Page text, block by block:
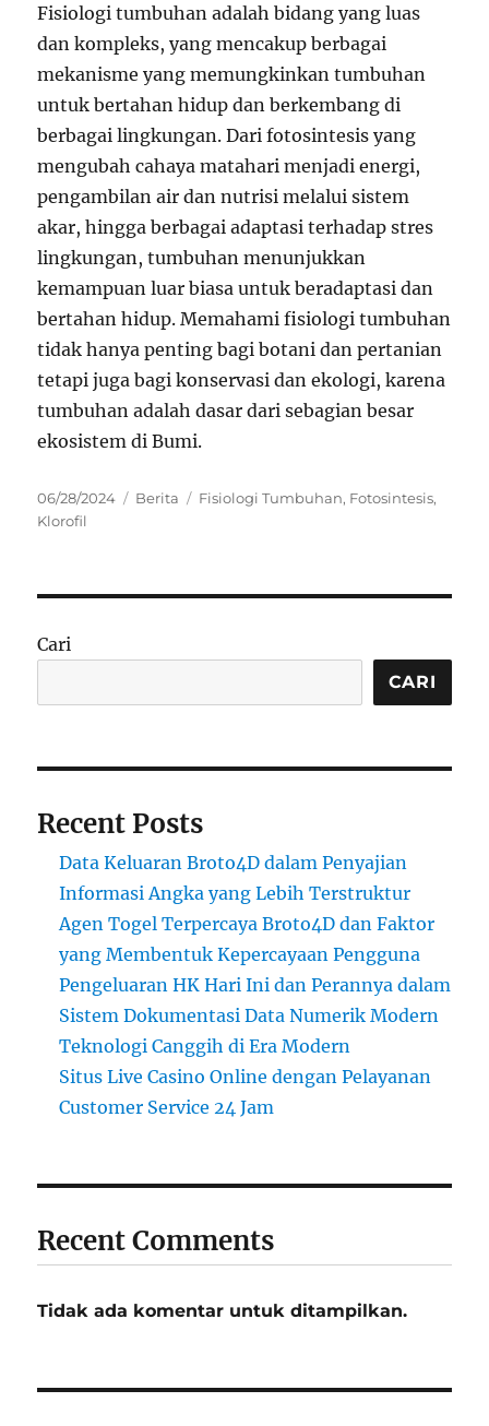
Fisiologi tumbuhan adalah bidang yang luas
dan kompleks, yang mencakup berbagai
mekanisme yang memungkinkan tumbuhan
untuk bertahan hidup dan berkembang di
berbagai lingkungan. Dari fotosintesis yang
mengubah cahaya matahari menjadi energi,
pengambilan air dan nutrisi melalui sistem
akar, hingga berbagai adaptasi terhadap stres
lingkungan, tumbuhan menunjukkan
kemampuan luar biasa untuk beradaptasi dan
bertahan hidup. Memahami fisiologi tumbuhan
tidak hanya penting bagi botani dan pertanian
tetapi juga bagi konservasi dan ekologi, karena
tumbuhan adalah dasar dari sebagian besar
ekosistem di Bumi.
Posted
on
06/28/2024 Categories
Berita Tags
Fisiologi Tumbuhan, Fotosintesis,
Klorofil
Cari
CARI
Recent Posts
Data Keluaran Broto4D dalam Penyajian
Informasi Angka yang Lebih Terstruktur
Agen Togel Terpercaya Broto4D dan Faktor
yang Membentuk Kepercayaan Pengguna
Pengeluaran HK Hari Ini dan Perannya dalam
Sistem Dokumentasi Data Numerik Modern
Teknologi Canggih di Era Modern
Situs Live Casino Online dengan Pelayanan
Customer Service 24 Jam
Recent Comments
Tidak ada komentar untuk ditampilkan.